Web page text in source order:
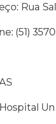
Rua
(51)